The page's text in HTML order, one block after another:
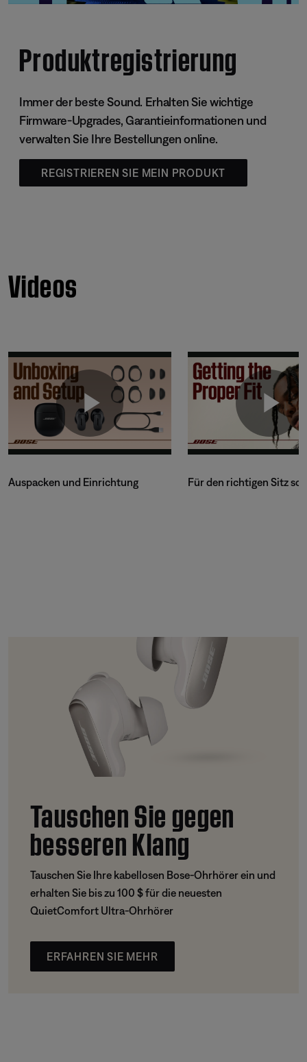
Produktregistrierung
Immer der beste Sound. Erhalten Sie wichtige
Firmware-Upgrades, Garantieinformationen und
verwalten Sie Ihre Bestellungen online.
REGISTRIEREN SIE MEIN PRODUKT
Videos
Auspacken und Einrichtung Für den richtigen Sitz
Tauschen Sie gegen
besseren Klang
Tauschen Sie Ihre kabellosen Bose-Ohrhörer ein und
erhalten Sie bis zu 100 $ für die neuesten
QuietComfort Ultra-Ohrhörer
ERFAHREN SIE MEHR